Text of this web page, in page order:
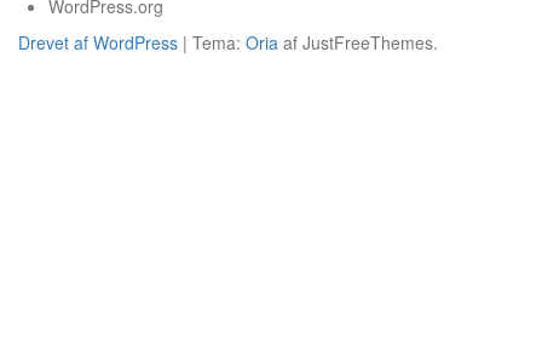
WordPress.org
Drevet af WordPress | Tema: Oria af JustFreeThemes.